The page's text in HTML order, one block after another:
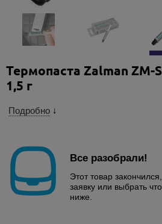
Термопаста Zalman ZM-
1,5 г
Подробно ↓
Все разобрали!
Этот товар
заявку или выбрать
ниже.